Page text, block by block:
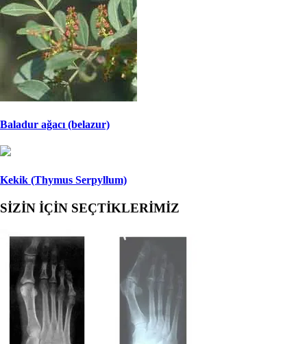
Baladur ağacı (belazur)
Kekik (Thymus Serpyllum)
SİZİN İÇİN SEÇTİKLERİMİZ